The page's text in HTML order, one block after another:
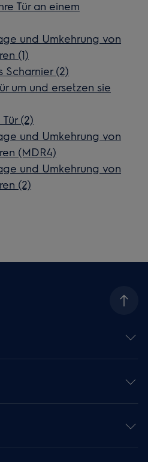
Tür an einem
und Umkehrung von
(1)
Scharnier (2)
um und ersetzen sie
(2)
und Umkehrung von
(MDR4)
und Umkehrung von
(2)